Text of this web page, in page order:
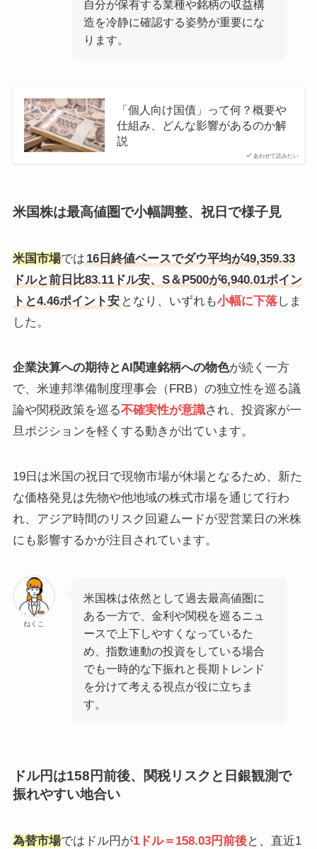
自分が保有する業種や銘柄の収益構
造を冷静に確認する姿勢が重要にな
ります。
あわせて読みたい
「個人向け国債」って何？概要や
仕組み、どんな影響があるのか解
説
米国株は最高値圏で小幅調整、祝日で様子見
米国市場では 16日終値ベースでダウ平均が49,359.33
ドルと前日比83.11ドル安、S＆P500が6,940.01ポイン
トと4.46ポイント安 となり、いずれも小幅に下落しま
した。
企業決算への期待とAI関連銘柄への物色が続く一方
で、米連邦準備制度理事会（FRB）の独立性を巡る議
論や関税政策を巡る不確実性が意識され、投資家が一
旦ポジションを軽くする動きが出ています。
19日は米国の祝日で現物市場が休場となるため、新た
な価格発見は先物や他地域の株式市場を通じて行わ
れ、アジア時間のリスク回避ムードが翌営業日の米株
にも影響するかが注目されています。
ねくこ
米国株は依然として過去最高値圏に
ある一方で、金利や関税を巡るニュ
ースで上下しやすくなっているた
め、指数連動の投資をしている場合
でも一時的な下振れと長期トレンド
を分けて考える視点が役に立ちま
す。
ドル円は158円前後、関税リスクと日銀観測で
振れやすい地合い
為替市場ではドル円が1ドル＝158.03円前後と、直近1